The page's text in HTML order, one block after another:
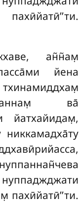
ан̃н̃ам̣
йена
ва̄
йатхайидам̣,
никкамадха̄ту